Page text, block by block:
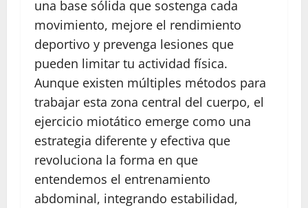
una base sólida que sostenga cada
movimiento, mejore el rendimiento
deportivo y prevenga lesiones que
pueden limitar tu actividad física.
Aunque existen múltiples métodos para
trabajar esta zona central del cuerpo, el
ejercicio miotático emerge como una
estrategia diferente y efectiva que
revoluciona la forma en que
entendemos el entrenamiento
abdominal, integrando estabilidad,